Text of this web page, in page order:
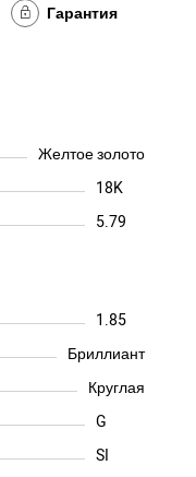
Гарантия
Желтое золото
18K
5.79
1.85
Бриллиант
Круглая
G
SI